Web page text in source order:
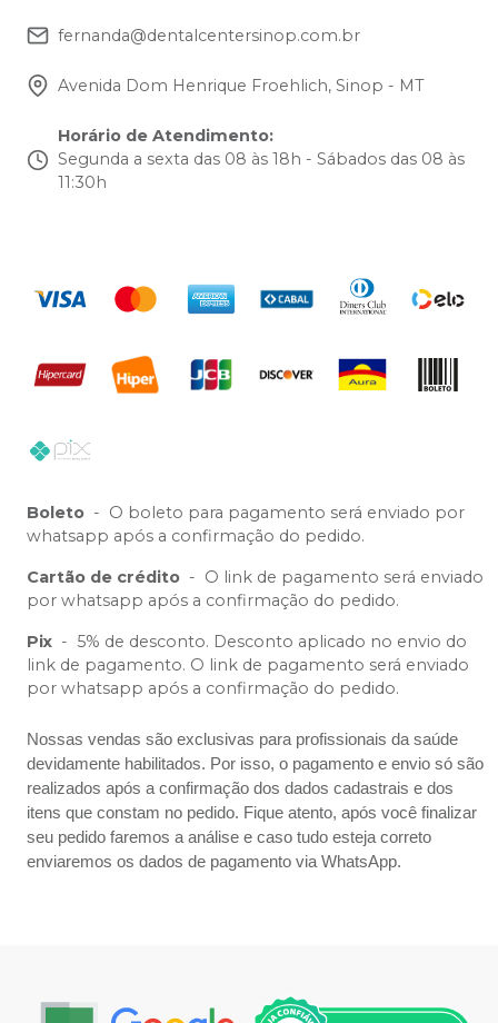
fernanda@dentalcentersinop.com.br
Avenida Dom Henrique Froehlich, Sinop - MT
Horário de Atendimento:
Segunda a sexta das 08 às 18h - Sábados das 08 às
11:30h
Boleto - O boleto para pagamento será enviado por
whatsapp após a confirmação do pedido.
Cartão de crédito - O link de pagamento será enviado
por whatsapp após a confirmação do pedido.
Pix - 5% de desconto. Desconto aplicado no envio do
link de pagamento. O link de pagamento será enviado
por whatsapp após a confirmação do pedido.
Nossas vendas são exclusivas para profissionais da saúde
devidamente habilitados. Por isso, o pagamento e envio só são
realizados após a confirmação dos dados cadastrais e dos
itens que constam no pedido. Fique atento, após você finalizar
seu pedido faremos a análise e caso tudo esteja correto
enviaremos os dados de pagamento via WhatsApp.